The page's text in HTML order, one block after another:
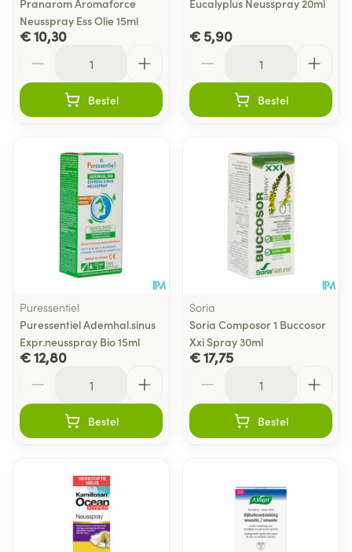
Pranarom Aromaforce
Neusspray Ess Olie 15ml
€ 10,30
Bestel
Eucalyplus Neusspray 20ml
€ 5,90
Bestel
Puressentiel
Puressentiel Ademhal.sinus
Expr.neusspray Bio 15ml
€ 12,80
Bestel
Soria
Soria Composor 1 Buccosor
Xxi Spray 30ml
€ 17,75
Bestel